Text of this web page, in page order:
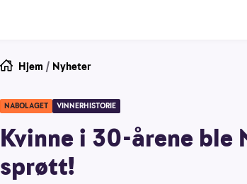
Hjem / Nyheter
NABOLAGET VINNERHISTORIE
Kvinne i 30-årene
sprøtt!